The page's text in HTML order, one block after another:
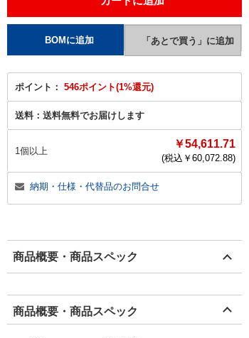
ポイント： 546ポイント(1%還元)
送料： 送料無料でお届けします
1個以上
￥54,611.71
(税込￥ 60,072.88)
納期・仕様・代替品のお問合せ
商品概要・商品スペック
商品概要・商品スペック